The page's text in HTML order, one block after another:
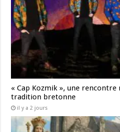
« Cap Kozmik », une
tradition bretonne
il y a 2 jours